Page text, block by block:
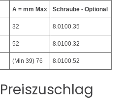
A = mm Max Schraube - Optional
32 8.0100.35
52 8.0100.32
(Min 39) 76 8.0100.52
Preiszuschlag